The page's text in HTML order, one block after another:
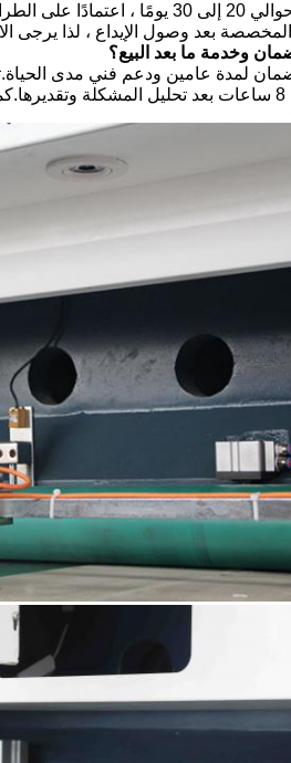
المخصصة بعد وصول الإيداع ، لذا يرجى
لمدة عامين ودعم فني مدى